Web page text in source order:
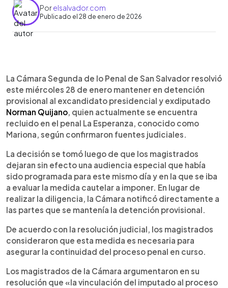
Porelsalvador.com
Publicado el 28 de enero de 2026
Escuchar artículo
La Cámara Segunda de lo Penal de San Salvador
confirmó la detención provisional de Norman
Quijano, quien ya se encuentra recluido en el penal
de Mariona, tras haber sido entregado por
Estados Unidos el 26 de enero. Los magistrados
dejaron sin efecto una audiencia programada y
resolvieron que la detención es necesaria para
garantizar su vinculación al proceso mientras se
revisan los recursos pendientes. Aunque
actualmente está en detención provisional,
Quijano ya fue condenado en abril de 2024 a 13
años y 4 meses de prisión por agrupaciones ilícitas
y fraude electoral, sentencia que aún no está en
firme.
La Cámara Segunda de lo Penal de San Salvador resolvió
este miércoles 28 de enero mantener en detención
provisional al excandidato presidencial y exdiputado
Norman Quijano, quien actualmente se encuentra
recluido en el penal La Esperanza, conocido como
Mariona, según confirmaron fuentes judiciales.
La decisión se tomó luego de que los magistrados
dejaran sin efecto una audiencia especial que había
sido programada para este mismo día y en la que se iba
a evaluar la medida cautelar a imponer. En lugar de
realizar la diligencia, la Cámara notificó directamente a
las partes que se mantenía la detención provisional.
De acuerdo con la resolución judicial, los magistrados
consideraron que esta medida es necesaria para
asegurar la continuidad del proceso penal en curso.
Los magistrados de la Cámara argumentaron en su
resolución que «la vinculación del imputado al proceso